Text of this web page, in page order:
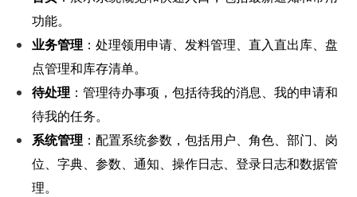
功能。
业务管理 ：处理领用申请、发料管理、直入直出库、盘
点管理和库存清单。
待处理 ：管理待办事项，包括待我的消息、我的申请和
待我的任务。
系统管理 ：配置系统参数，包括用户、角色、部门、岗
位、字典、参数、通知、操作日志、登录日志和数据管
理。